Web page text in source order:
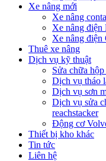
Xe nâng mới
Xe nâng
Xe nâng điện
Xe nâng điện
Thuê xe nâng
Dịch vụ kỹ thuật
Sửa chữa
Dịch vụ tháo
Dịch vụ sơn
Dịch vụ sửa
reachstacker
Động cơ
Thiết bị kho khác
Tin tức
Liên hệ